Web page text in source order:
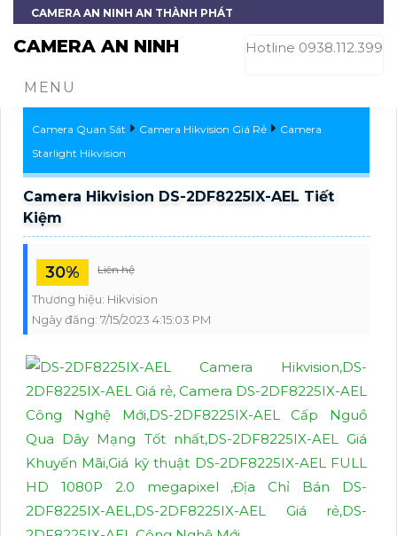
CAMERA AN NINH AN THÀNH PHÁT
CAMERA AN NINH Hotline 0938.112.399
MENU
Camera Quan Sát Camera Hikvision Giá Rẻ
Camera
Starlight Hikvision
Camera Hikvision DS-2DF8225IX-AEL Tiết
Kiệm
30% Liên hệ
Thương hiệu: Hikvision
Ngày đăng: 7/15/2023 4:15:03 PM